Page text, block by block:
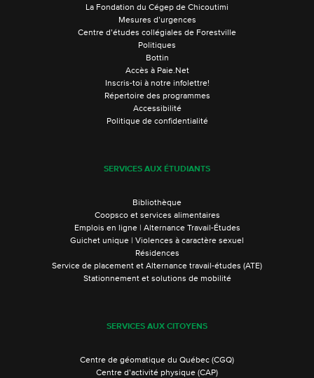
La Fondation du Cégep de Chicoutimi
Mesures d’urgences
Centre d’études collégiales de Forestville
Politiques
Bottin
Accès à Paie.Net
Inscris-toi à notre infolettre!
Répertoire des programmes
Accessibilité
Politique de confidentialité
SERVICES AUX ÉTUDIANTS
Bibliothèque
Coopsco et services alimentaires
Emplois en ligne | Alternance Travail-Études
Guichet unique | Violences à caractère sexuel
Résidences
Service de placement et Alternance travail-études (ATE)
Stationnement et solutions de mobilité
SERVICES AUX CITOYENS
Centre de géomatique du Québec (CGQ)
Centre d’activité physique (CAP)